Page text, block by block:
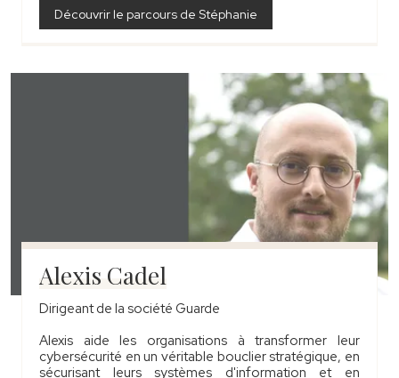
Découvrir le parcours de Stéphanie
Alexis Cadel
Dirigeant de la société Guarde
Alexis aide les organisations à transformer leur
cybersécurité en un véritable bouclier stratégique, en
sécurisant leurs systèmes d'information et en